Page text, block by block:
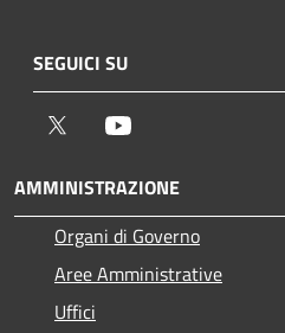
SEGUICI SU
Twitter
AMMINISTRAZIONE
Organi di Governo
Aree Amministrative
Uffici